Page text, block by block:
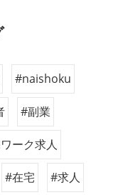
#naishoku
#副業
ーク求人
#在宅 #求人